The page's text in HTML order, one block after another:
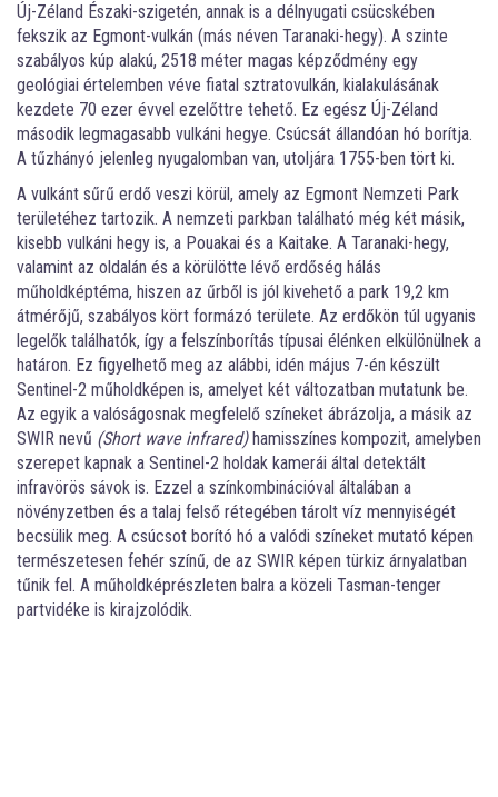
Új-Zéland Északi-szigetén, annak is a délnyugati csücskében
fekszik az Egmont-vulkán (más néven Taranaki-hegy). A szinte
szabályos kúp alakú, 2518 méter magas képződmény egy
geológiai értelemben véve fiatal sztratovulkán, kialakulásának
kezdete 70 ezer évvel ezelőttre tehető. Ez egész Új-Zéland
második legmagasabb vulkáni hegye. Csúcsát állandóan hó borítja.
A tűzhányó jelenleg nyugalomban van, utoljára 1755-ben tört ki.
A vulkánt sűrű erdő veszi körül, amely az Egmont Nemzeti Park
területéhez tartozik. A nemzeti parkban található még két másik,
kisebb vulkáni hegy is, a Pouakai és a Kaitake. A Taranaki-hegy,
valamint az oldalán és a körülötte lévő erdőség hálás
műholdképtéma, hiszen az űrből is jól kivehető a park 19,2 km
átmérőjű, szabályos kört formázó területe. Az erdőkön túl ugyanis
legelők találhatók, így a felszínborítás típusai élénken elkülönülnek a
határon. Ez figyelhető meg az alábbi, idén május 7-én készült
Sentinel-2 műholdképen is, amelyet két változatban mutatunk be.
Az egyik a valóságosnak megfelelő színeket ábrázolja, a másik az
SWIR nevű (Short wave infrared)hamisszínes kompozit, amelyben
szerepet kapnak a Sentinel-2 holdak kamerái által detektált
infravörös sávok is. Ezzel a színkombinációval általában a
növényzetben és a talaj felső rétegében tárolt víz mennyiségét
becsülik meg. A csúcsot borító hó a valódi színeket mutató képen
természetesen fehér színű, de az SWIR képen türkiz árnyalatban
tűnik fel. A műholdképrészleten balra a közeli Tasman-tenger
partvidéke is kirajzolódik.